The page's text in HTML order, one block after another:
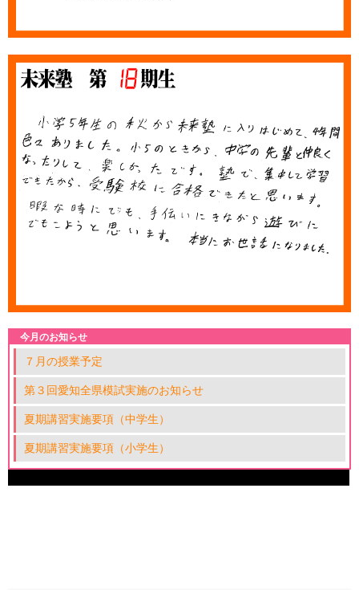
今月のお知らせ
７月の授業予定
第３回愛知全県模試実施のお知らせ
夏期講習実施要項（中学生）
夏期講習実施要項（小学生）